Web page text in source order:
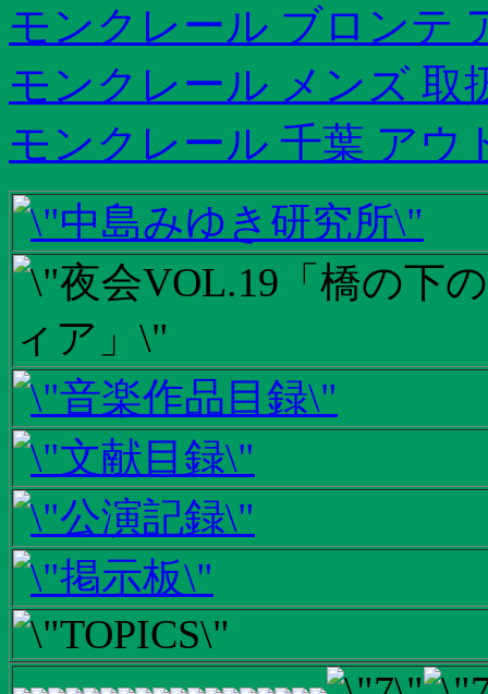
モンクレール ブロンテ
モンクレール メンズ 取
モンクレール 千葉 アウ